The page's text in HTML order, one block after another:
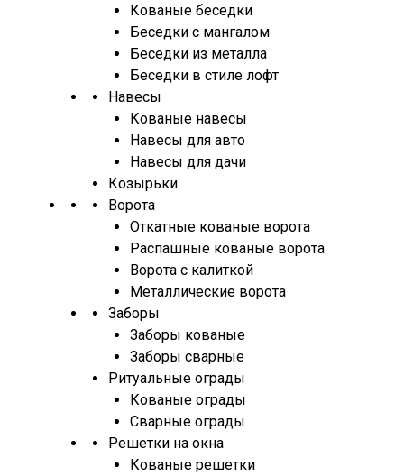
Кованые беседки
Беседки с мангалом
Беседки из металла
Беседки в стиле лофт
Навесы
Кованые навесы
Навесы для авто
Навесы для дачи
Козырьки
Ворота
Откатные кованые ворота
Распашные кованые ворота
Ворота с калиткой
Металлические ворота
Заборы
Заборы кованые
Заборы сварные
Ритуальные ограды
Кованые ограды
Сварные ограды
Решетки на окна
Кованые решетки